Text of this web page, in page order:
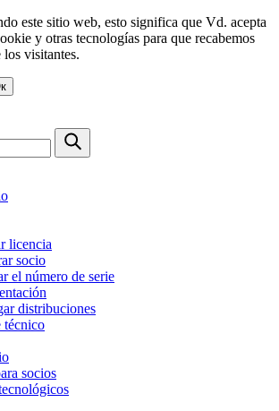
este sitio web, esto significa que Vd. acepta
y otras tecnologías para que recabemos
los visitantes.
licencia
socio
el número de serie
distribuciones
técnico
socios